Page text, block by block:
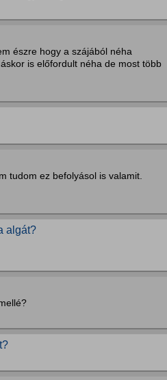
észre hogy a szájából néha
is előfordult néha de most több
tudom ez befolyásol is valamit.
algát?